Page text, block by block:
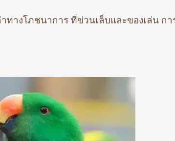
ทางโภชนาการ ที่ข่วนเล็บและของเล่น กา